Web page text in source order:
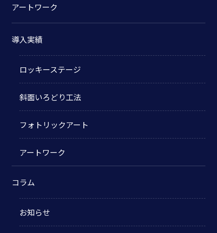
アートワーク
導入実績
ロッキーステージ
斜面いろどり工法
フォトリックアート
アートワーク
コラム
お知らせ